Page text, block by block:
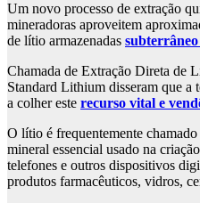
Um novo processo de extração
mineradoras aproveitem
de lítio armazenadas
Chamada de Extração Direta de
Standard Lithium disseram que a
a colher este recurso vital e
O lítio é frequentemente
mineral essencial usado na
telefones e outros dispositivos
produtos farmacêuticos, vidros,